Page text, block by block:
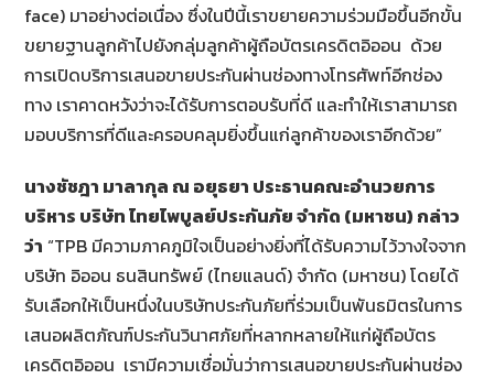
face) มาอย่างต่อเนื่อง ซึ่งในปีนี้เราขยายความร่วมมือขึ้นอีกขั้น
ขยายฐานลูกค้าไปยังกลุ่มลูกค้าผู้ถือบัตรเครดิตอิออน ด้วย
การเปิดบริการเสนอขายประกันผ่านช่องทางโทรศัพท์อีกช่อง
ทาง เราคาดหวังว่าจะได้รับการตอบรับที่ดี และทำให้เราสามารถ
มอบบริการที่ดีและครอบคลุมยิ่งขึ้นแก่ลูกค้าของเราอีกด้วย”
นางชัชฎา มาลากุล ณ อยุธยา ประธานคณะอำนวยการ
บริหาร บริษัท ไทยไพบูลย์ประกันภัย จำกัด (มหาชน) กล่าว
ว่า “TPB มีความภาคภูมิใจเป็นอย่างยิ่งที่ได้รับความไว้วางใจจาก
บริษัท อิออน ธนสินทรัพย์ (ไทยแลนด์) จำกัด (มหาชน) โดยได้
รับเลือกให้เป็นหนึ่งในบริษัทประกันภัยที่ร่วมเป็นพันธมิตรในการ
เสนอผลิตภัณฑ์ประกันวินาศภัยที่หลากหลายให้แก่ผู้ถือบัตร
เครดิตอิออน เรามีความเชื่อมั่นว่าการเสนอขายประกันผ่านช่อง